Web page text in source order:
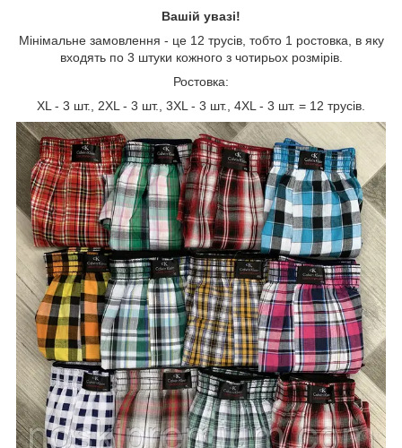
Вашій увазі!
Мінімальне замовлення - це 12 трусів, тобто 1 ростовка, в яку
входять по 3 штуки кожного з чотирьох розмірів.
Ростовка:
XL - 3 шт., 2XL - 3 шт., 3XL - 3 шт., 4XL - 3 шт. = 12 трусів.